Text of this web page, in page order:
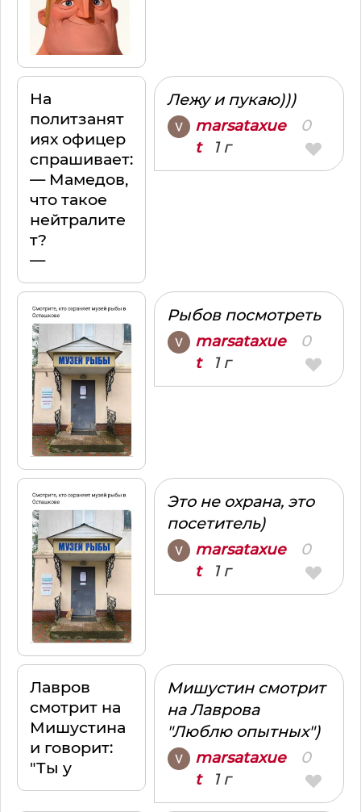
На
политзанят
иях офицер
спрашивает:
— Мамедов,
что такое
нейтралите
т?
—
Лежу и пукаю)))
marsataxue
t1 г
0
Рыбов посмотреть
marsataxue
t1 г
0
Это не охрана, это
посетитель)
marsataxue
t1 г
0
Лавров
смотрит на
Мишустина
и говорит:
"Ты у
Мишустин смотрит
на Лаврова
"Люблю опытных")
marsataxue
t1 г
0